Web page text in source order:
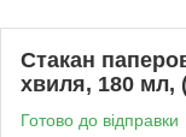
Стакан
хвиля, 180 мл,
Готово до відправки